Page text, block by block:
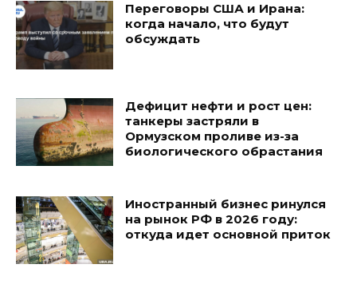
Переговоры США и Ирана:
когда начало, что будут
обсуждать
Дефицит нефти и рост цен:
танкеры застряли в
Ормузском проливе из-за
биологического обрастания
Иностранный бизнес ринулся
на рынок РФ в 2026 году:
откуда идет основной приток